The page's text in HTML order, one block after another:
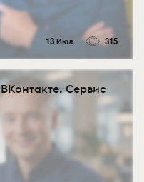
13 Июл 315
Сервис